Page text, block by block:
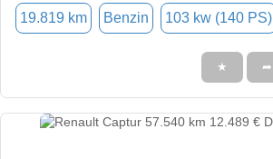
19.819 km Benzin 103 kw (140 PS)
★ ➦